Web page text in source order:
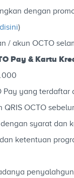
dengan
)
/ akun OCTO
Pay & Kartu
yang terdaftar
OCTO
syarat dan
ketentuan